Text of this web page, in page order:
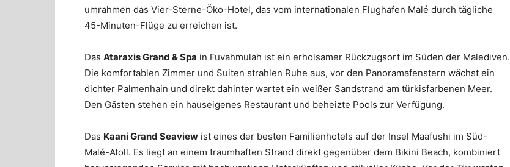
umrahmen das Vier-Sterne-Öko-Hotel, das vom internationalen Flughafen Malé durch tägliche
45-Minuten-Flüge zu erreichen ist.
Das Ataraxis Grand & Spa in Fuvahmulah ist ein erholsamer Rückzugsort im Süden der Malediven.
Die komfortablen Zimmer und Suiten strahlen Ruhe aus, vor den Panoramafenstern wächst ein
dichter Palmenhain und direkt dahinter wartet ein weißer Sandstrand am türkisfarbenen Meer.
Den Gästen stehen ein hauseigenes Restaurant und beheizte Pools zur Verfügung.
Das Kaani Grand Seaview ist eines der besten Familienhotels auf der Insel Maafushi im Süd-
Malé-Atoll. Es liegt an einem traumhaften Strand direkt gegenüber dem Bikini Beach, kombiniert